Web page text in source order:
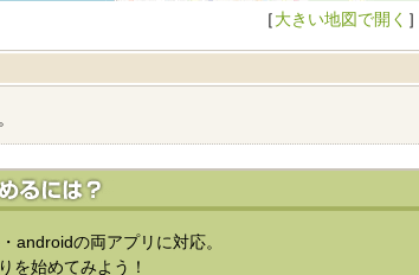
［大きい地図で開く ］
androidの両アプリに対応。
を始めてみよう！